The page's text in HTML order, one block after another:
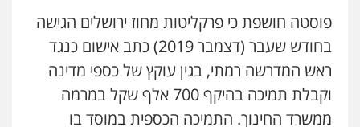
פוסטה חושפת כי פרקליטות מחוז ירושלים הגישה
בחודש שעבר (דצמבר 2019) כתב אישום כנגד
ראש המדרשה רמתי, בגין עוקץ של כספי מדינה
וקבלת תמיכה בהיקף 700 אלף שקל במרמה
ממשרד החינוך. התמיכה הכספית במוסד בו